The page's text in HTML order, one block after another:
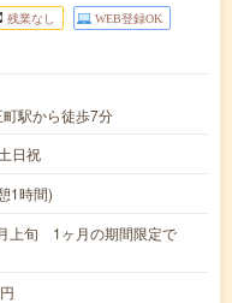
残業なし WEB登録OK
駅から徒歩7分
日祝
1時間)
上旬 1ヶ月の期間限定で